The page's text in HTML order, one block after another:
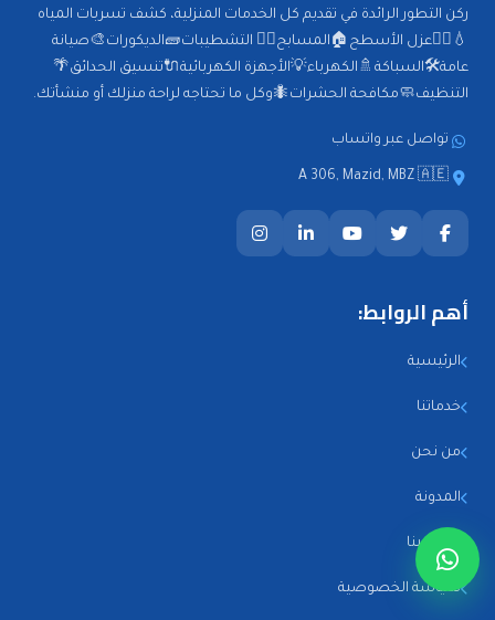
ركن التطور الرائدة في تقديم كل الخدمات المنزلية، كشف تسربات المياه
💧🕵️‍♂️عزل الأسطح🏠المسابح🏊‍♂️ التشطيبات🧱الديكورات🎨صيانة
عامة🛠️السباكة🚿الكهرباء💡الأجهزة الكهربائية🔌تنسيق الحدائق🌴
التنظيف🧼مكافحة الحشرات🐜وكل ما تحتاجه لراحة منزلك أو منشأتك.
تواصل عبر واتساب
A 306, Mazid, MBZ 🇦🇪
أهم الروابط:
الرئيسية
خدماتنا
من نحن
المدونة
اتصل بنا
سياسة الخصوصية